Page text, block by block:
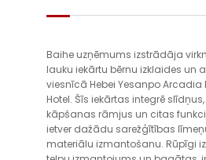
Baihe uzņēmums izstrādāja
lauku iekārtu bērnu izklaides un
viesnīcā Hebei Yesanpo Arcadia
Hotel. Šīs iekārtas integrē
kāpšanas rāmjus un citas
ietver dažādu sarežģītības
materiālu izmantošanu. Rūpīgi